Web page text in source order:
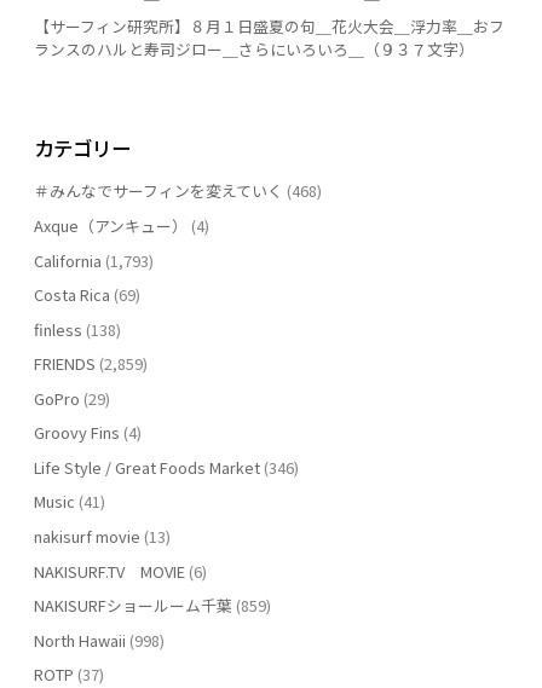
【サーフィン研究所】８月１日盛夏の句＿花火大会＿浮力率＿おフ
ランスのハルと寿司ジロー＿さらにいろいろ＿（９３７文字）
カテゴリー
＃みんなでサーフィンを変えていく (468)
Axque（アンキュー）
(4)
California (1,793)
Costa Rica (69)
finless (138)
FRIENDS (2,859)
GoPro (29)
Groovy Fins (4)
Life Style / Great Foods Market(346)
Music (41)
nakisurf movie (13)
NAKISURF.TV MOVIE(6)
NAKISURFショールーム千葉 (859)
North Hawaii (998)
ROTP (37)